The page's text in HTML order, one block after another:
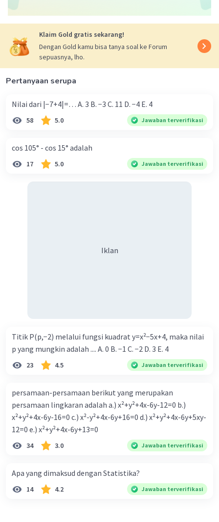
Klaim Gold gratis sekarang!
Dengan Gold kamu bisa tanya soal ke Forum
sepuasnya, lho.
Pertanyaan serupa
Nilai dari |−7+4|=… A. 3 B. −3 C. 11 D. −4 E. 4
58 5.0 Jawaban terverifikasi
cos 105° - cos 15° adalah
17 5.0 Jawaban terverifikasi
Iklan
Titik P(p,−2) melalui fungsi kuadrat y=x²−5x+4, maka nilai
p yang mungkin adalah .... A. 0 B. −1 C. −2 D. 3 E. 4
23 4.5 Jawaban terverifikasi
persamaan-persamaan berikut yang merupakan
persamaan lingkaran adalah a.) x²+y²+4x-6y-12=0 b.)
x²+y²+4x-6y-16=0 c.) x²-y²+4x-6y+16=0 d.) x²+y²+4x-6y+5xy-
12=0 e.) x²+y²+4x-6y+13=0
34 3.0 Jawaban terverifikasi
Apa yang dimaksud dengan Statistika?
14 4.2 Jawaban terverifikasi